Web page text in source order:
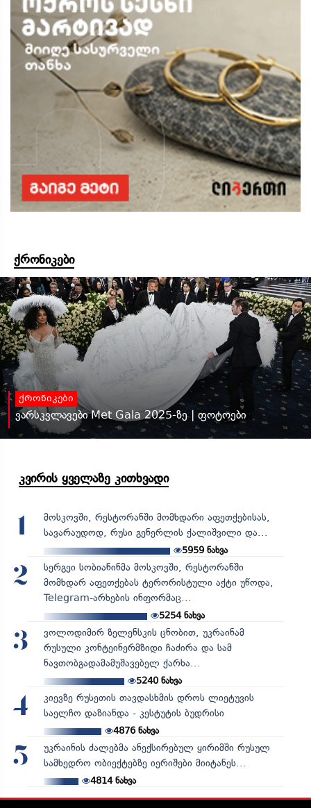
ქრონიკები
ქრონიკები
ვარსკვლავები Met Gala 2025-ზე | ფოტოები
კვირის ყველაზე კითხვადი
1
მოსკოვში, რესტორანში მომხდარი აფეთქებისას,
სავარაუდოდ, რუსი გენერლის ქალიშვილი და...
5959 ნახვა
2
სერგეი სობიანინმა მოსკოვში, რესტორანში
მომხდარ აფეთქებას ტერორისტული აქტი უწოდა,
Telegram-არხების ინფორმაც...
5254ნახვა
3
ვოლოდიმირ ზელენსკის ცნობით, უკრაინამ
რუსული კონტეინერმზიდი ჩაძირა და სამ
ნავთობგადამამუშავებელ ქარხა...
5240ნახვა
4
კიევზე რუსეთის თავდასხმის დროს ლიეტუვის
საელჩო დაზიანდა - კესტუტის ბუდრისი
4876ნახვა
5
უკრაინის ძალებმა ანექსირებულ ყირიმში რუსულ
სამხედრო ობიექტებზე იერიშები მიიტანეს...
4814ნახვა